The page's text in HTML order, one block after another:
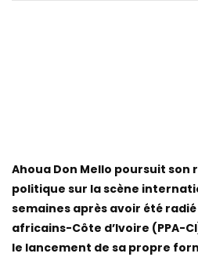
Ahoua Don Mello poursuit
politique sur la scène
semaines après avoir été
africains-Côte d’Ivoire (PPA-
le lancement de sa propre